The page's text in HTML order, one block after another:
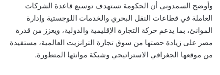
وأوضح السمدوني أن الحكومة تستهدف توسيع قاعدة الشركات
العاملة في قطاعات النقل البحري والخدمات اللوجستية وإدارة
الموانئ، بما يدعم حركة التجارة الإقليمية والدولية، ويعزز من قدرة
مصر على زيادة حصتها من سوق تجارة الترانزيت العالمية، مستفيدة
من موقعها الجغرافي الاستراتيجي وشبكة موانئها المتطورة.